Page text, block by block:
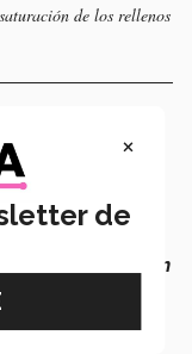
de los rellenos
buscan ser un
una mayor
orgánica
que regulen
se les exige
de
×
de